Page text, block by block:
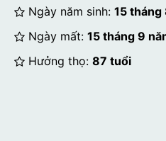
Ngày năm sinh: 15 tháng
Ngày mất: 15 tháng 9
Hưởng thọ: 87 tuổi